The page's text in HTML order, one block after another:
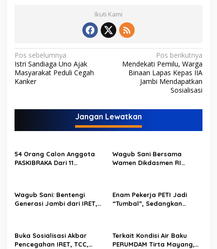
Ikuti Kami
N
a
v
g
i
p
s
Pos sebelumnya
Istri Sandiaga Uno Ajak
Masyarakat Peduli Cegah
Kanker
Pos berikutnya
Mendekati Pemilu, Warga
Binaan Lapas Kepas IIA
Jambi Mendapatkan
Sosialisasi
Jangan Lewatkan
54 Orang Calon Anggota
PASKIBRAKA Dari 11
Wagub Sani Bersama
Wamen Dikdasmen RI
Pendidikan di Jambi
Wagub Sani: Bentengi
Generasi Jambi dari IRET,
Enam Pekerja PETI Jadi
“Tumbal”, Sedangkan
Buka Sosialisasi Akbar
Pencegahan IRET, TCC,
Terkait Kondisi Air Baku
PERUMDAM Tirta Mayang,